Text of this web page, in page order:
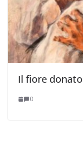
Il fiore donato
0